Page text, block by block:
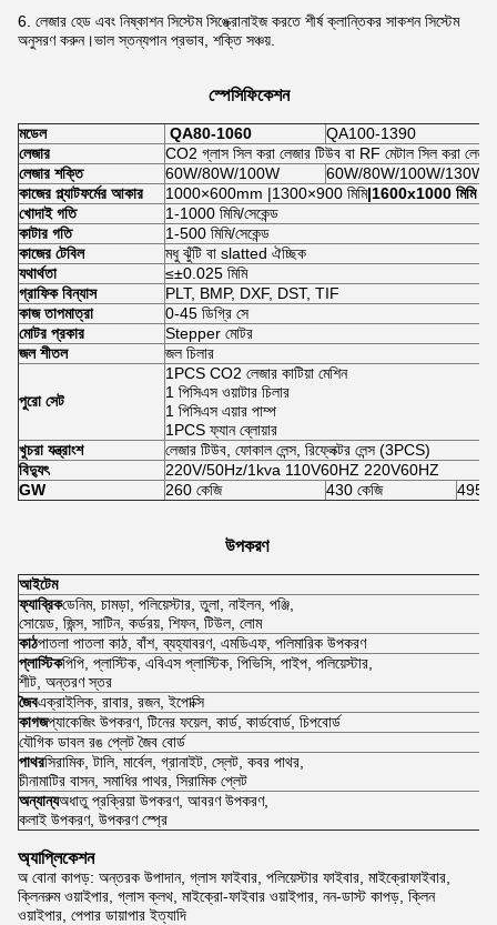
6. লেজার হেড এবং নিষ্কাশন সিস্টেম সিঙ্ক্রোনাইজ করতে শীর্ষ ক্লান্তিকর সাকশন সিস্টেম
অনুসরণ করুন।ভাল স্তন্যপান প্রভাব, শক্তি সঞ্চয়.
স্পেসিফিকেশন
মডেল QA80-1060
QA100-1390
লেজার
CO2 গ্লাস সিল করা লেজার টিউব বা RF মেটাল সিল করা
লেজার শক্তি
60W/80W/100W
60W/80W/100W/130W/
কাজের প্ল্যাটফর্মের আকার
1000×600mm |1300×900 মিমি|1600x1000 মিমি
খোদাই গতি
1-1000 মিমি/সেকেন্ড
কাটার গতি
1-500 মিমি/সেকেন্ড
কাজের টেবিল
মধু ঝুঁটি বা slatted ঐচ্ছিক
যথার্থতা
≤±0.025 মিমি
গ্রাফিক বিন্যাস
PLT, BMP, DXF, DST, TIF
কাজ তাপমাত্রা
0-45 ডিগ্রি সে
মোটর প্রকার
Stepper মোটর
জল শীতল
জল চিলার
পুরো সেট
1PCS CO2 লেজার কাটিয়া মেশিন
1 পিসিএস ওয়াটার চিলার
1 পিসিএস এয়ার পাম্প
1PCS ফ্যান ব্লোয়ার
খুচরা যন্ত্রাংশ
লেজার টিউব, ফোকাল লেন্স, রিফ্লেক্টর লেন্স (3PCS)
বিদ্যুৎ
220V/50Hz/1kva 110V60HZ 220V60HZ
GW
260 কেজি 430 কেজি 495
উপকরণ
আইটেম
ফ্যাব্রিকডেনিম, চামড়া, পলিয়েস্টার, তুলা, নাইলন, পঞ্জি,
সোয়েড, জিন্স, সাটিন, কর্ডরয়, শিফন, টিউল, লোম
কাঠপাতলা পাতলা কাঠ, বাঁশ, ব্যহ্যাবরণ, এমডিএফ, পলিমারিক উপকরণ
প্লাস্টিকপিপি, প্লাস্টিক, এবিএস প্লাস্টিক, পিভিসি, পাইপ, পলিয়েস্টার,
শীট, অন্তরণ স্তর
জৈবএক্রাইলিক, রাবার, রজন, ইপোক্সি
কাগজপ্যাকেজিং উপকরণ, টিনের ফয়েল, কার্ড, কার্ডবোর্ড, চিপবোর্ড
যৌগিক ডাবল রঙ প্লেট জৈব বোর্ড
পাথরসিরামিক, টালি, মার্বেল, গ্রানাইট, স্লেট, কবর পাথর,
চীনামাটির বাসন, সমাধির পাথর, সিরামিক প্লেট
অন্যান্যঅধাতু প্রক্রিয়া উপকরণ, আবরণ উপকরণ,
কলাই উপকরণ, উপকরণ স্প্রে
অ্যাপ্লিকেশন
অ বোনা কাপড়: অন্তরক উপাদান, গ্লাস ফাইবার, পলিয়েস্টার ফাইবার, মাইক্রোফাইবার,
ক্লিনরুম ওয়াইপার, গ্লাস ক্লথ, মাইক্রো-ফাইবার ওয়াইপার, নন-ডাস্ট কাপড়, ক্লিন
ওয়াইপার, পেপার ডায়াপার ইত্যাদি